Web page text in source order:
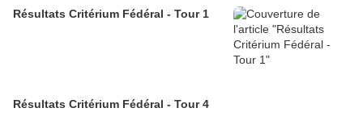
Résultats Critérium Fédéral - Tour 1
Résultats Critérium Fédéral - Tour 4